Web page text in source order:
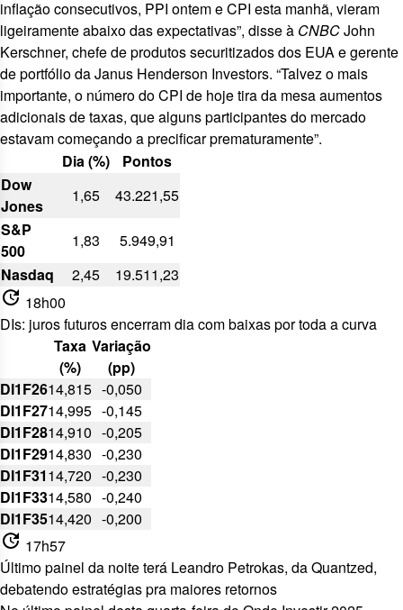
inflação consecutivos, PPI ontem e CPI esta manhã, vieram
ligeiramente abaixo das expectativas”, disse à CNBCJohn
Kerschner, chefe de produtos securitizados dos EUA e gerente
de portfólio da Janus Henderson Investors. “Talvez o mais
importante, o número do CPI de hoje tira da mesa aumentos
adicionais de taxas, que alguns participantes do mercado
estavam começando a precificar prematuramente”.
Dia (%)
Pontos
Dow
Jones
1,65
43.221,55
S&P
500
1,83
5.949,91
Nasdaq
2,45 19.511,23
update 18h00
DIs: juros futuros encerram dia com baixas por toda a curva
Taxa
(%)
Variação
(pp)
DI1F2614,815 -0,050
DI1F2714,995 -0,145
DI1F2814,910 -0,205
DI1F2914,830 -0,230
DI1F3114,720 -0,230
DI1F3314,580 -0,240
DI1F3514,420 -0,200
update 17h57
Último painel da noite terá Leandro Petrokas, da Quantzed,
debatendo estratégias pra maiores retornos